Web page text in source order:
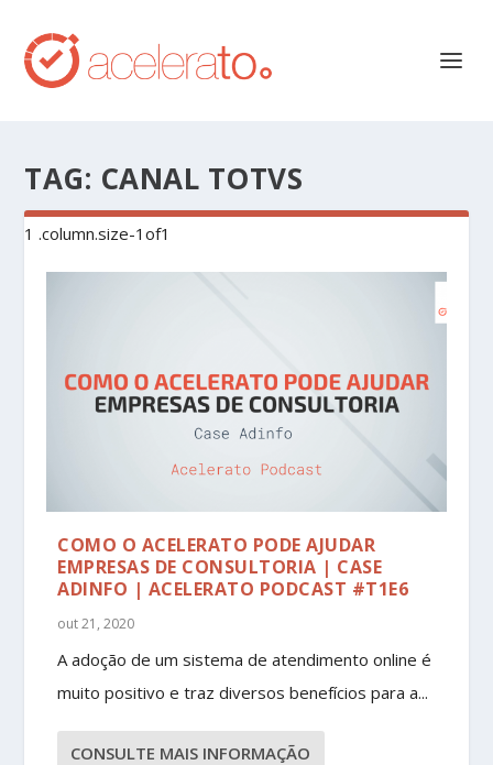
TAG: CANAL TOTVS
COMO O ACELERATO PODE AJUDAR
EMPRESAS DE CONSULTORIA | CASE
ADINFO | ACELERATO PODCAST #T1E6
out 21, 2020
A adoção de um sistema de atendimento online é
muito positivo e traz diversos benefícios para a...
CONSULTE MAIS INFORMAÇÃO